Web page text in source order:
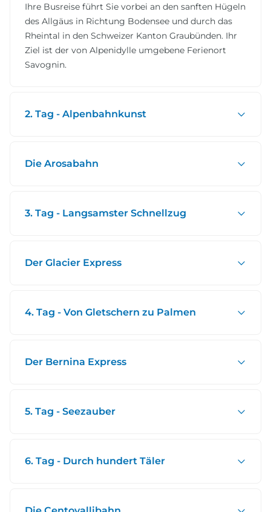
Ihre Busreise führt Sie vorbei an den sanften Hügeln
des Allgäus in Richtung Bodensee und durch das
Rheintal in den Schweizer Kanton Graubünden. Ihr
Ziel ist der von Alpenidylle umgebene Ferienort
Savognin.
2. Tag - Alpenbahnkunst
Die Arosabahn
3. Tag - Langsamster Schnellzug
Der Glacier Express
4. Tag - Von Gletschern zu Palmen
Der Bernina Express
5. Tag - Seezauber
6. Tag - Durch hundert Täler